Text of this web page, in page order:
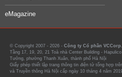
eMagazine
© Copyright 2007 - 2026 - Công ty Cổ phần VCCorp.
Tầng 17, 19, 20, 21 Toà nhà Center Building -
Tưởng, phường Thanh Xuân, thành phố Hà Nội
Giấy phép thiết lập trang thông tin điện tử tổng hợp
và Truyền thông Hà Nội cấp ngày 10 tháng 4 năm